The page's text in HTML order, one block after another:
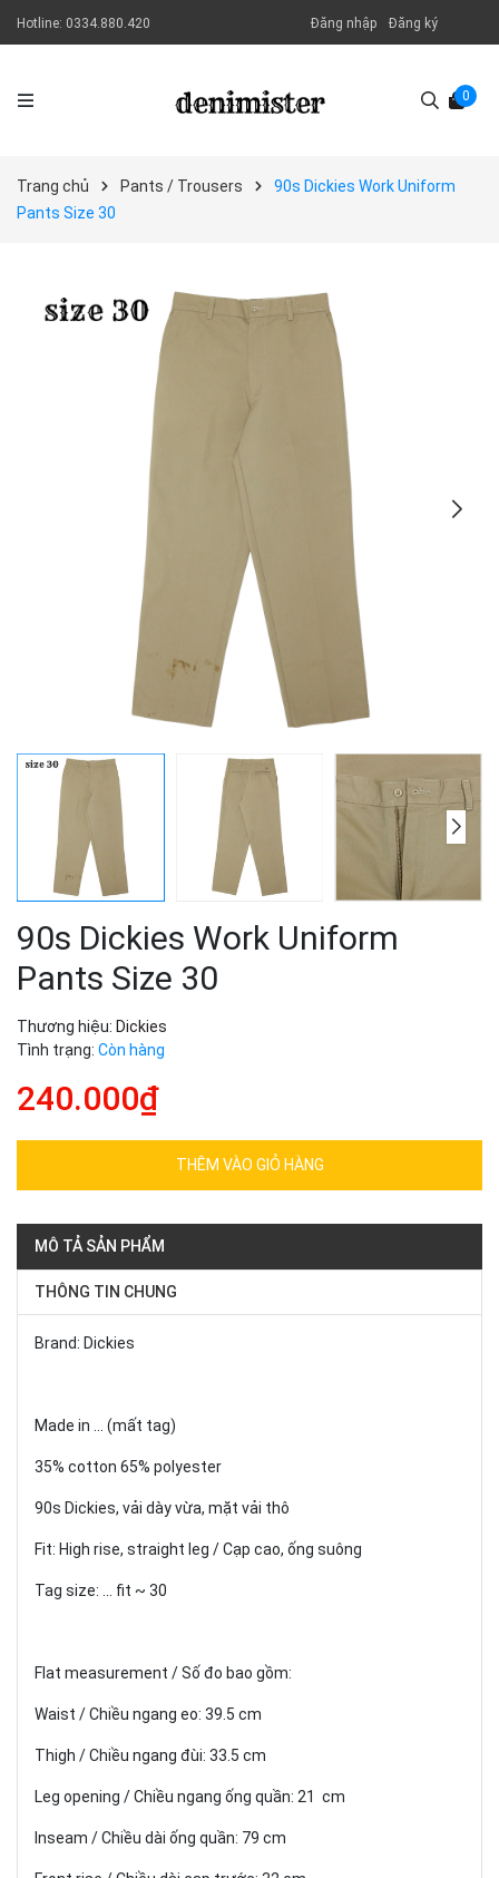
Hotline: 0334.880.420 Đăng nhập Đăng ký
0
Trang chủ Pants / Trousers
90s Dickies Work Uniform
Pants Size 30
90s Dickies Work Uniform
Pants Size 30
Thương hiệu: Dickies
Tình trạng: Còn hàng
240.000₫
THÊM VÀO GIỎ HÀNG
MÔ TẢ SẢN PHẨM
THÔNG TIN CHUNG
Brand: Dickies
Made in ... (mất tag)
35% cotton 65% polyester
90s Dickies, vải dày vừa, mặt vải thô
Fit: High rise, straight leg / Cạp cao, ống suông
Tag size: ... fit ~ 30
Flat measurement / Số đo bao gồm:
Waist / Chiều ngang eo: 39.5 cm
Thigh / Chiều ngang đùi: 33.5 cm
Leg opening / Chiều ngang ống quần: 21 cm
Inseam / Chiều dài ống quần: 79 cm